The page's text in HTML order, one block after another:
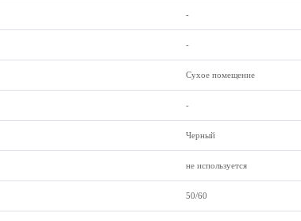
-
-
Сухое помещение
-
Черный
не используется
50/60